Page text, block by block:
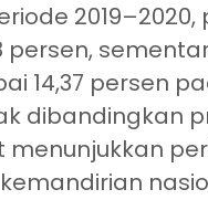
14,37 persen
dibandingkan
menunjukkan